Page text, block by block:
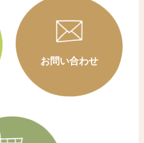
お問い合わせ